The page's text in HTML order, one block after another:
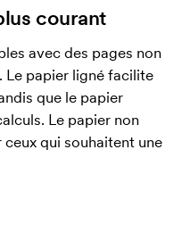
courant
avec des pages non
Le papier ligné facilite
que le papier
Le papier non
qui souhaitent une